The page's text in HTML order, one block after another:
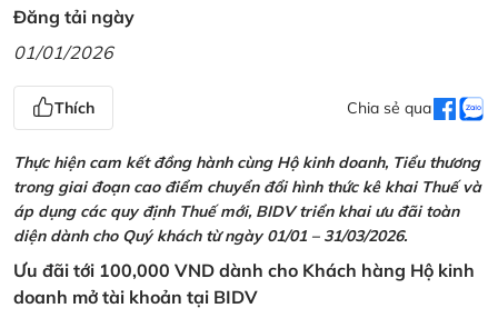
Đăng tải ngày
01/01/2026
Thích Chia sẻ qua
Thực hiện cam kết đồng hành cùng Hộ kinh doanh, Tiểu thương
trong giai đoạn cao điểm chuyển đổi hình thức kê khai Thuế và
áp dụng các quy định Thuế mới, BIDV triển khai ưu đãi toàn
diện dành cho Quý khách từ ngày 01/01 – 31/03/2026.
Ưu đãi tới 100,000 VND dành cho Khách hàng Hộ kinh
doanh mở tài khoản tại BIDV